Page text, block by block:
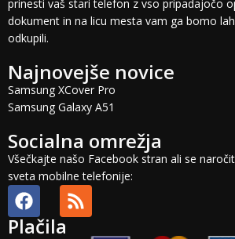
prinesti vaš stari telefon z vso pripadajočo
dokument in na licu mesta vam ga bomo
odkupili.
Najnovejše novice
Samsung XCover Pro
Samsung Galaxy A51
Socialna omrežja
Všečkajte našo Facebook stran ali se
sveta mobilne telefonije:
Plačila